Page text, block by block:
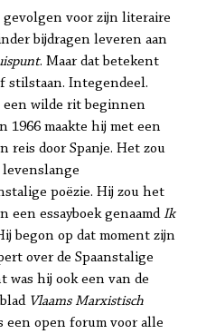
voor zijn literaire
bijdragen leveren aan
. Maar dat betekent
stilstaan. Integendeel.
een wilde rit beginnen
1966 maakte hij met een
reis door Spanje. Het zou
poëzie. Hij zou het
een essayboek genaamdIk
begon op dat moment zijn
over de Spaanstalige
was hij ook een van de
Vlaams Marxistisch
een open forum voor alle